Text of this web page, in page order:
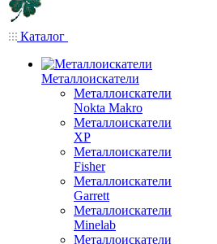
Каталог
Металлоискатели
Металлоискатели
Nokta Makro
Металлоискатели
XP
Металлоискатели
Fisher
Металлоискатели
Garrett
Металлоискатели
Minelab
Металлоискатели